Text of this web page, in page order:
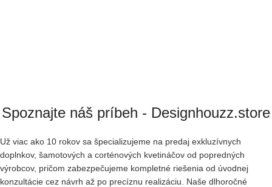
Spoznajte náš príbeh - Designhouzz.store
Už viac ako 10 rokov sa špecializujeme na predaj exkluzívnych
doplnkov, šamotových a corténových kvetináčov od popredných
výrobcov, pričom zabezpečujeme kompletné riešenia od úvodnej
konzultácie cez návrh až po precíznu realizáciu. Naše dlhoročné